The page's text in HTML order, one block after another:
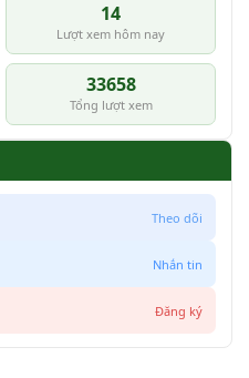
14
Lượt xem hôm nay
33658
Tổng lượt xem
Theo dõi
Nhắn tin
Đăng ký